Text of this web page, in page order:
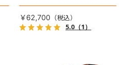
キャビン着脱タイプが新登
場！
￥62,700
5.0（1）